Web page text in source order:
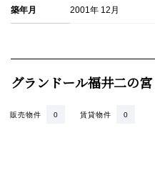
築年月 2001年 12月
グランドール福井二の宮
賃貸物件 0
販売物件 0